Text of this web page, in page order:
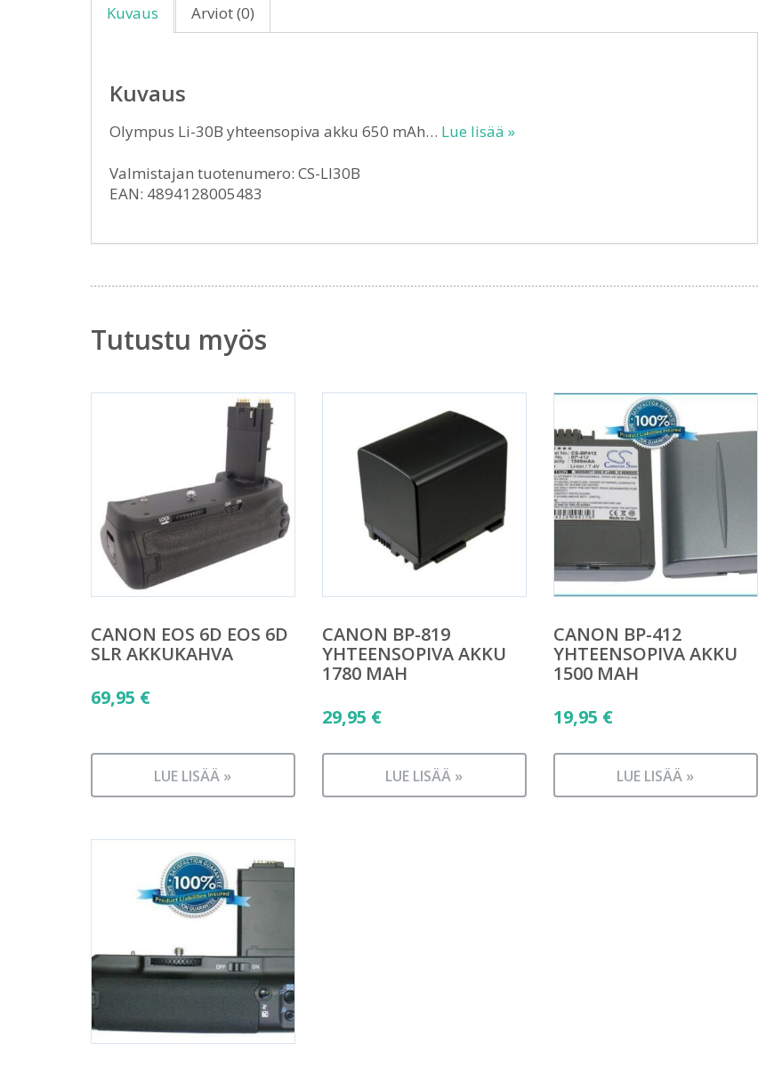
Kuvaus Arviot (0)
Kuvaus
Olympus Li-30B yhteensopiva akku 650 mAh… Lue lisää »
Valmistajan tuotenumero: CS-LI30B
EAN: 4894128005483
Tutustu myös
CANON EOS 6D EOS 6D
SLR AKKUKAHVA
69,95 €
LUE LISÄÄ »
CANON BP-819
YHTEENSOPIVA AKKU
1780 MAH
29,95 €
LUE LISÄÄ »
CANON BP-412
YHTEENSOPIVA AKKU
1500 MAH
19,95 €
LUE LISÄÄ »